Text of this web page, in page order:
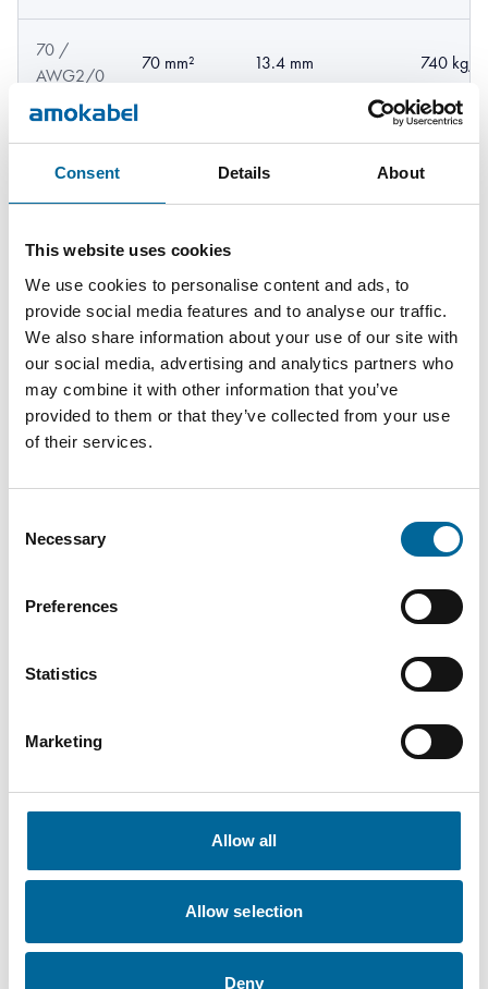
Consent Details About
This website uses cookies
We use cookies to personalise content and ads, to
provide social media features and to analyse our traffic.
We also share information about your use of our site with
our social media, advertising and analytics partners who
may combine it with other information that you’ve
provided to them or that they’ve collected from your use
of their services.
Selection
Necessary
Preferences
Statistics
Marketing
Allow all
Allow selection
Deny
70 /
AWG2/0
70 mm² 13.4 mm 740 kg/
95 /
AWG3/0
95 mm² 14.5 mm 990 kg/
AWG4/0
120 mm²
150 /
AWG
MCM300
150 mm² 19 mm 1560
185 /
AWG
185 mm²
240 /
MCM450
Downloads